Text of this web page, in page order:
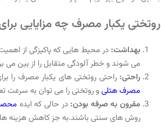
روتختی یکبار مصرف چه مزایایی
بهداشت: در محیط‌ هایی که پاکیزگی از
می شوند و خطر آلودگی متقابل را از بین می
راحتی: راحتی روتختی های یکبار مصرف را
مصرف هتلیو روتختی را می توان به
مقرون به صرفه بودن: در حالی که ایده
روش های سنتی باشند.به جز کاهش هزینه